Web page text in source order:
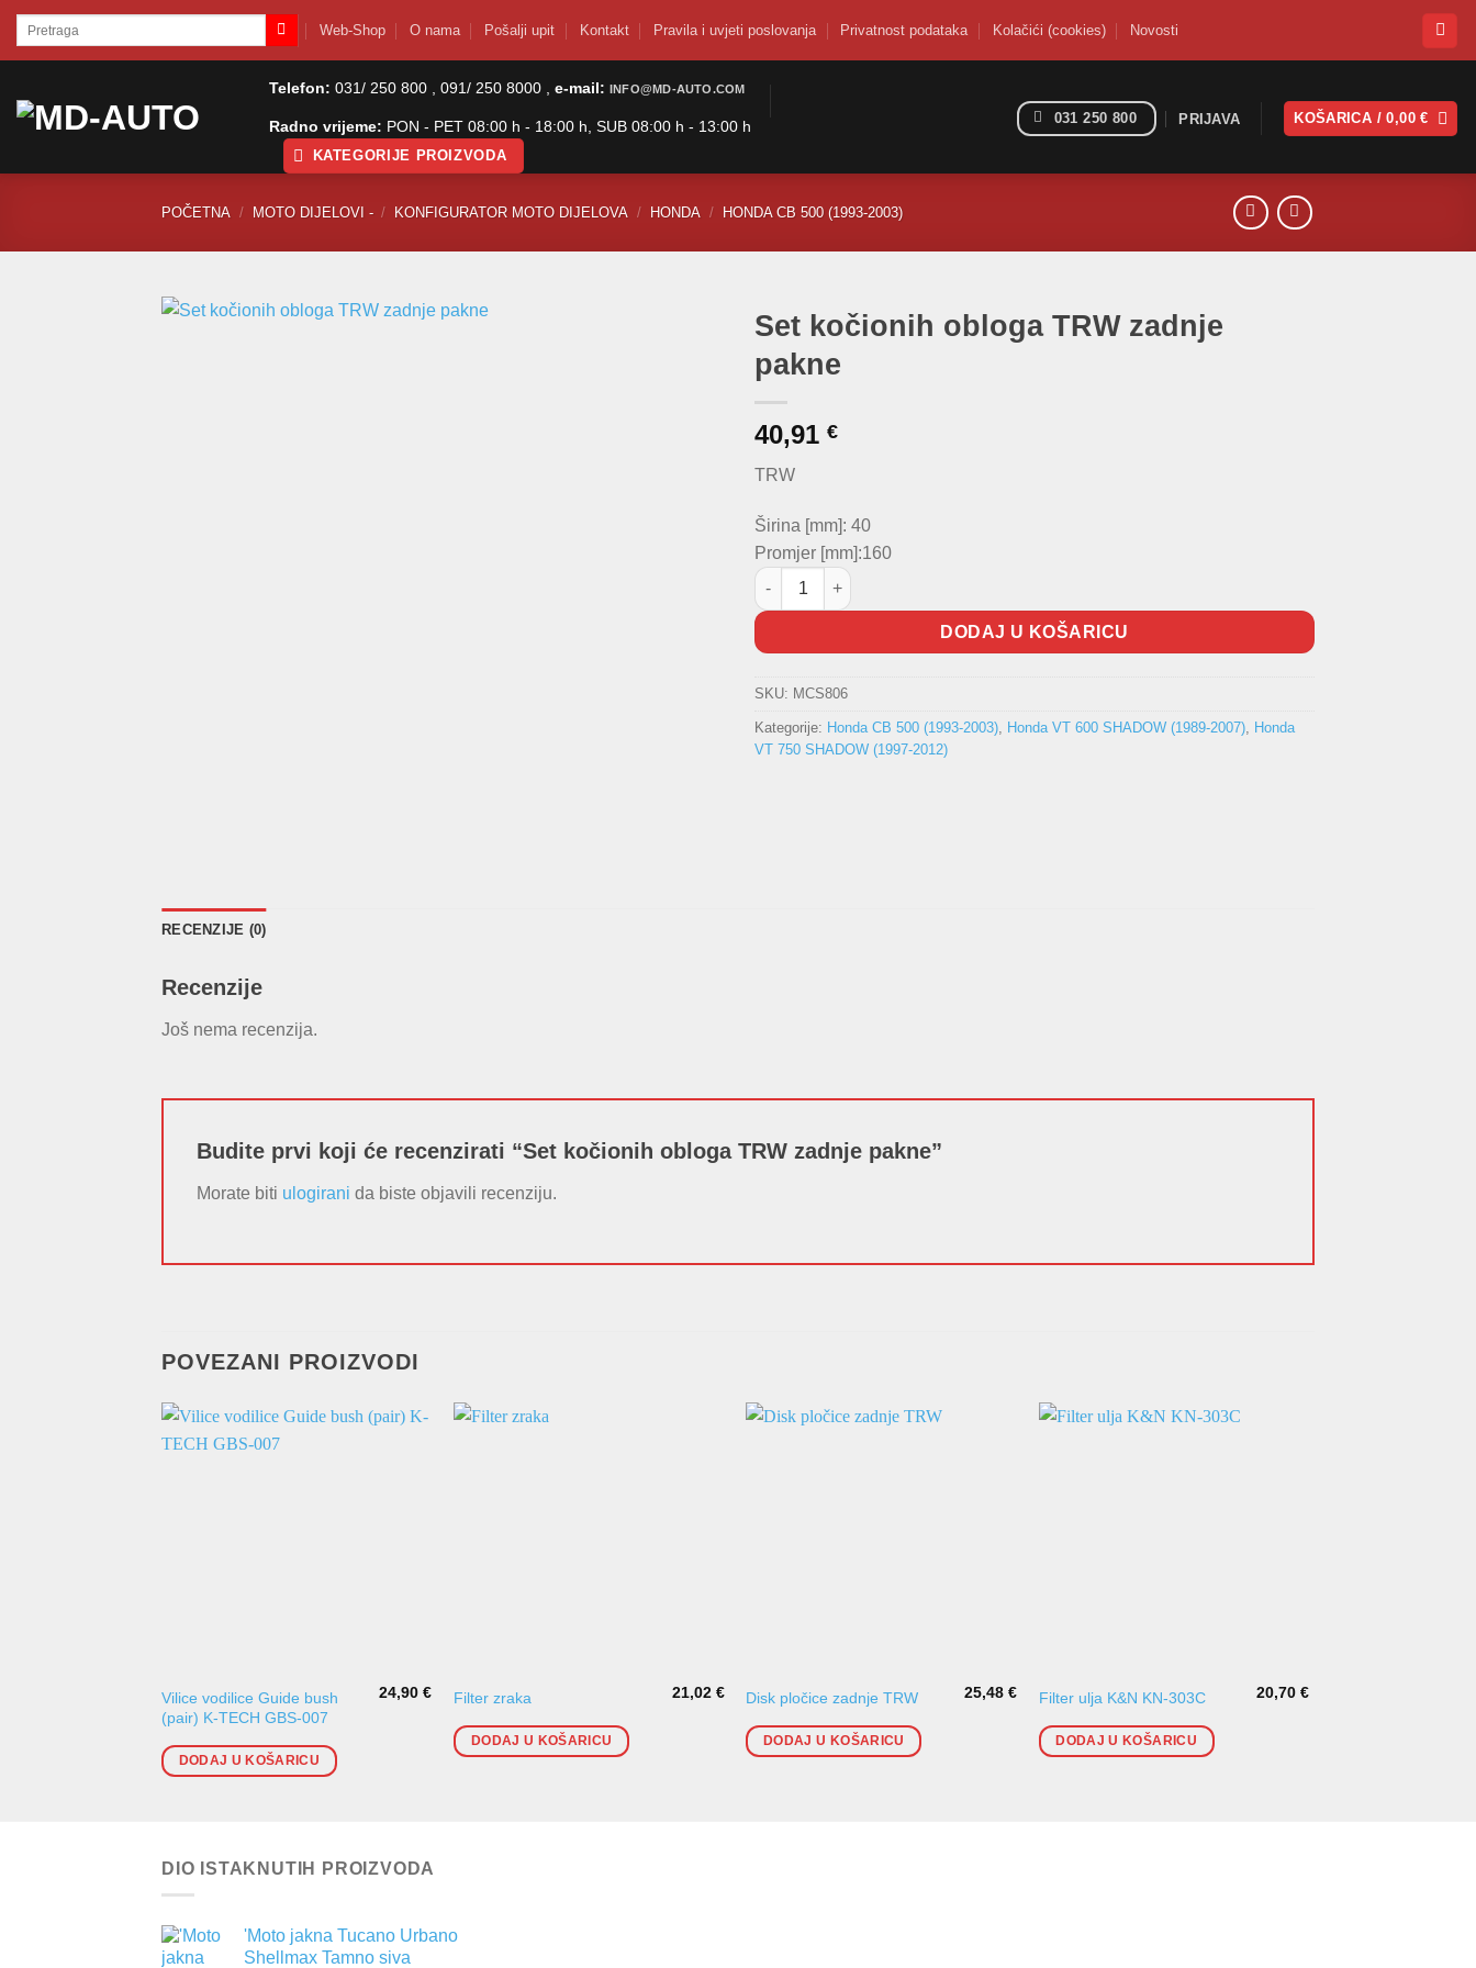
SkipPretraži: Web-Shop O nama Pošalji upit Kontakt Pravila i uvjeti poslovanja Privatnost podataka Kolačići (cookies) Novosti
Telefon: 031/ 250 800 , 091/ 250 8000 , e-mail: INFO@MD-AUTO.COM
Radno vrijeme: PON - PET 08:00 h - 18:00 h, SUB 08:00 h - 13:00 h
KATEGORIJE PROIZVODA
031 250 800 PRIJAVA KOŠARICA /0,00€
POČETNA / MOTO DIJELOVI - / KONFIGURATOR MOTO DIJELOVA / HONDA / HONDA CB 500 (1993-2003)
Set kočionih obloga TRW zadnje
pakne
40,91 €
TRW
Širina [mm]: 40
Promjer [mm]:160
Set kočionih obloga TRW zadnje pakne količina
DODAJ U KOŠARICU
SKU: MCS806
Kategorije: Honda CB 500 (1993-2003) Honda VT 600 SHADOW (1989-2007) Honda
VT 750 SHADOW (1997-2012)
RECENZIJE (0)
Recenzije
Još nema recenzija.
Budite prvi koji će recenzirati “Set kočionih obloga TRW zadnje pakne”
Morate biti ulogirani da biste objavili recenziju.
POVEZANI PROIZVODI
Vilice vodilice Guide bush
(pair) K-TECH GBS-007
24,90€
DODAJ U KOŠARICU
Filter zraka 21,02 €
DODAJ U KOŠARICU
Disk pločice zadnje TRW 25,48 €
DODAJ U KOŠARICU
Filter ulja K&N KN-303C 20,70€
DODAJ U KOŠARICU
DIO ISTAKNUTIH PROIZVODA
'Moto jakna Tucano Urbano
Shellmax Tamno siva